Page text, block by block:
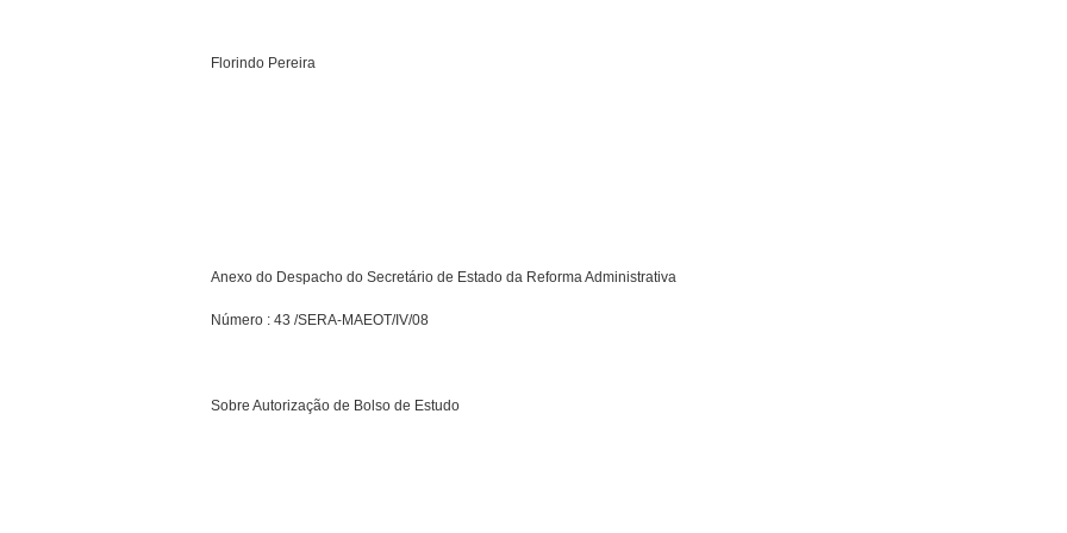
Florindo Pereira
Anexo do Despacho do Secretário de Estado da Reforma Administrativa
Número : 43 /SERA-MAEOT/IV/08
Sobre Autorização de Bolso de Estudo